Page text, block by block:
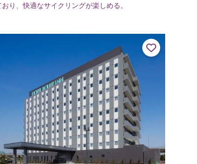
おり、快適なサイクリングが楽しめる。